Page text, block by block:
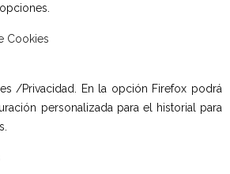
Cookies
/Privacidad. En la opción Firefox podrá
personalizada para el historial para